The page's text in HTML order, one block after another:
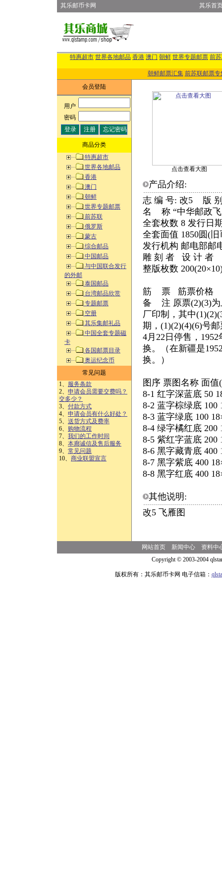
其乐邮币卡网 其乐首
特惠超市 世界各地邮品 香港 澳门 朝鲜 世界专题邮票 前
朝鲜邮票汇集 前苏联邮票专
会员登陆
用户:
密码:
商品分类
特惠超市
世界各地邮品
香港
澳门
朝鲜
世界专题邮票
前苏联
俄罗斯
蒙古
综合邮品
中国邮品
与中国联合发行
的外邮
泰国邮品
台湾邮品欣赏
专题邮票
空册
其乐集邮礼品
中国全套专题磁
卡
各国邮票目录
奥运纪念币
常见问题
1、 服务条款
2、 申请会员需要交费吗？
交多少？
3、 付款方式
4、 申请会员有什么好处？
5、 送货方式及费率
6、 购物流程
7、 我们的工作时间
8、 本廊诚信及售后服务
9、 常见问题
10、 商业联盟宣言
点击查看大图
产品介绍:
志 编 号: 改5 版
名 称 “中华邮政飞
全套枚数 8 发行日
全套面值 1850圆(
发行机构 邮电部邮
雕 刻 者 设 计 者
整版枚数
筋 票 筋票价格
备 注 原票(2)(3)为
厂印制，其中
期，(1)(2)(4)(6)号
4月22日停售，
换。（在新疆是
换。）
图序 票图名称 面
8-1 红字深蓝底 50
8-2 蓝字棕绿底
8-3 蓝字绿底 100
8-4 绿字橘红底 200
8-5 紫红字蓝底 200
8-6 黑字藏青底 400
8-7 黑字紫底 400
8-8 黑字红底 400
其他说明:
改5 飞雁图
网站首页 新闻中心
资料中
Copyright © 2003-2004
版权所有：其乐邮币卡网 电子信箱：